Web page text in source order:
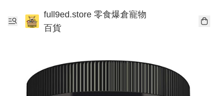
full9ed.store 零食爆倉寵物
百貨